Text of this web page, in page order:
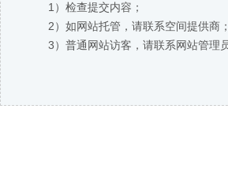
1）检查提交内容；
2）如网站托管，请联系空间提供商；
3）普通网站访客，请联系网站管理